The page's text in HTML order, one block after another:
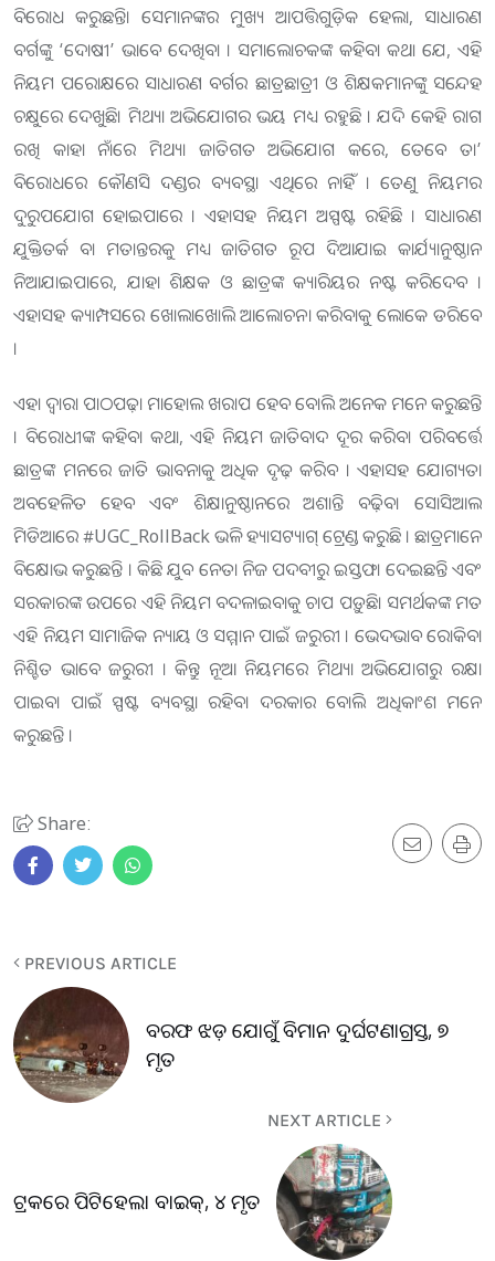
ବିରୋଧ କରୁଛନ୍ତି। ସେମାନଙ୍କର ମୁଖ୍ୟ ଆପତ୍ତିଗୁଡ଼ିକ ହେଲା, ସାଧାରଣ
ବର୍ଗଙ୍କୁ ‘ଦୋଷୀ’ ଭାବେ ଦେଖିବା । ସମାଲୋଚକଙ୍କ କହିବା କଥା ଯେ, ଏହି
ନିୟମ ପରୋକ୍ଷରେ ସାଧାରଣ ବର୍ଗର ଛାତ୍ରଛାତ୍ରୀ ଓ ଶିକ୍ଷକମାନଙ୍କୁ ସନ୍ଦେହ
ଚକ୍ଷୁରେ ଦେଖୁଛି। ମିଥ୍ୟା ଅଭିଯୋଗର ଭୟ ମଧ୍ୟ ରହୁଛି । ଯଦି କେହି ରାଗ
ରଖି କାହା ନାଁରେ ମିଥ୍ୟା ଜାତିଗତ ଅଭିଯୋଗ କରେ, ତେବେ ତା’
ବିରୋଧରେ କୌଣସି ଦଣ୍ଡର ବ୍ୟବସ୍ଥା ଏଥିରେ ନାହିଁ । ତେଣୁ ନିୟମର
ଦୁରୁପଯୋଗ ହୋଇପାରେ । ଏହାସହ ନିୟମ ଅସ୍ପଷ୍ଟ ରହିଛି । ସାଧାରଣ
ଯୁକ୍ତିତର୍କ ବା ମତାନ୍ତରକୁ ମଧ୍ୟ ଜାତିଗତ ରୂପ ଦିଆଯାଇ କାର୍ଯ୍ୟାନୁଷ୍ଠାନ
ନିଆଯାଇପାରେ, ଯାହା ଶିକ୍ଷକ ଓ ଛାତ୍ରଙ୍କ କ୍ୟାରିୟର ନଷ୍ଟ କରିଦେବ ।
ଏହାସହ କ୍ୟାମ୍ପସରେ ଖୋଲାଖୋଲି ଆଲୋଚନା କରିବାକୁ ଲୋକେ ଡରିବେ
।
ଏହା ଦ୍ୱାରା ପାଠପଢ଼ା ମାହୋଲ ଖରାପ ହେବ ବୋଲି ଅନେକ ମନେ କରୁଛନ୍ତି
। ବିରୋଧୀଙ୍କ କହିବା କଥା, ଏହି ନିୟମ ଜାତିବାଦ ଦୂର କରିବା ପରିବର୍ତ୍ତେ
ଛାତ୍ରଙ୍କ ମନରେ ଜାତି ଭାବନାକୁ ଅଧିକ ଦୃଢ଼ କରିବ । ଏହାସହ ଯୋଗ୍ୟତା
ଅବହେଳିତ ହେବ ଏବଂ ଶିକ୍ଷାନୁଷ୍ଠାନରେ ଅଶାନ୍ତି ବଢ଼ିବ। ସୋସିଆଲ
ମିଡିଆରେ #UGC_RollBack ଭଳି ହ୍ୟାସଟ୍ୟାଗ୍ ଟ୍ରେଣ୍ଡ କରୁଛି । ଛାତ୍ରମାନେ
ବିକ୍ଷୋଭ କରୁଛନ୍ତି । କିଛି ଯୁବ ନେତା ନିଜ ପଦବୀରୁ ଇସ୍ତଫା ଦେଇଛନ୍ତି ଏବଂ
ସରକାରଙ୍କ ଉପରେ ଏହି ନିୟମ ବଦଳାଇବାକୁ ଚାପ ପଡ଼ୁଛି। ସମର୍ଥକଙ୍କ ମତ
ଏହି ନିୟମ ସାମାଜିକ ନ୍ୟାୟ ଓ ସମ୍ମାନ ପାଇଁ ଜରୁରୀ । ଭେଦଭାବ ରୋକିବା
ନିଶ୍ଚିତ ଭାବେ ଜରୁରୀ । କିନ୍ତୁ ନୂଆ ନିୟମରେ ମିଥ୍ୟା ଅଭିଯୋଗରୁ ରକ୍ଷା
ପାଇବା ପାଇଁ ସ୍ପଷ୍ଟ ବ୍ୟବସ୍ଥା ରହିବା ଦରକାର ବୋଲି ଅଧିକାଂଶ ମନେ
କରୁଛନ୍ତି ।
Share:
PREVIOUS ARTICLE
ବରଫ ଝଡ଼ ଯୋଗୁଁ ବିମାନ ଦୁର୍ଘଟଣାଗ୍ରସ୍ତ, ୭
ମୃତ
NEXT ARTICLE
ଟ୍ରକରେ ପିଟିହେଲା ବାଇକ୍, ୪ ମୃତ